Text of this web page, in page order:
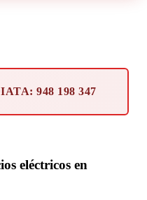
948 198 347
eléctricos en